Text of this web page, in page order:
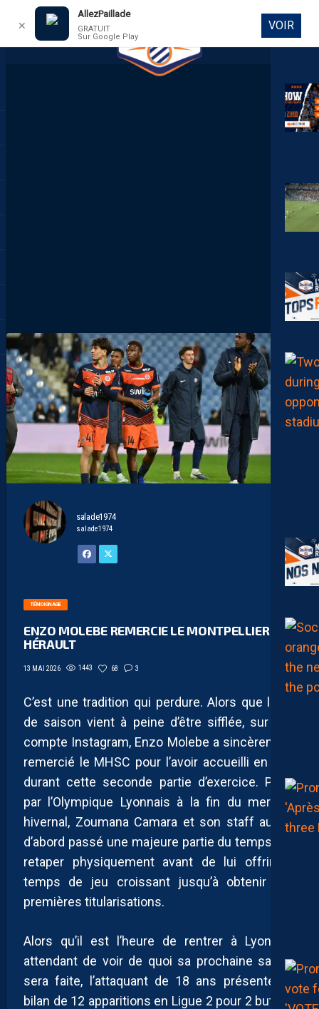
DIRECT
salade1974
salade1974
TÉMOIGNAGE
ENZO MOLEBE REMERCIE LE MONTPELLIER
HÉRAULT
13 MAI 2026 1443 68 3
C’est une tradition qui perdure. Alors que la fin
de saison vient à peine d’être sifflée, sur son
compte Instagram, Enzo Molebe a sincèrement
remercié le MHSC pour l’avoir accueilli en prêt
durant cette seconde partie d’exercice. Prêté
par l’Olympique Lyonnais à la fin du mercato
hivernal, Zoumana Camara et son staff auront
d’abord passé une majeure partie du temps à le
retaper physiquement avant de lui offrir un
temps de jeu croissant jusqu’à obtenir ses
premières titularisations.
Alors qu’il est l’heure de rentrer à Lyon, en
attendant de voir de quoi sa prochaine saison
sera faite, l’attaquant de 18 ans présente un
bilan de 12 apparitions en Ligue 2 pour 2 buts et
✕
AllezPaillade
GRATUIT
Sur Google Play
VOIR